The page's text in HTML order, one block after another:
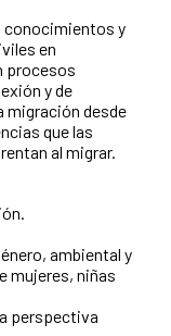
conocimientos y
en
procesos
y de
migración desde
que las
al migrar.
ambiental y
mujeres, niñas
perspectiva